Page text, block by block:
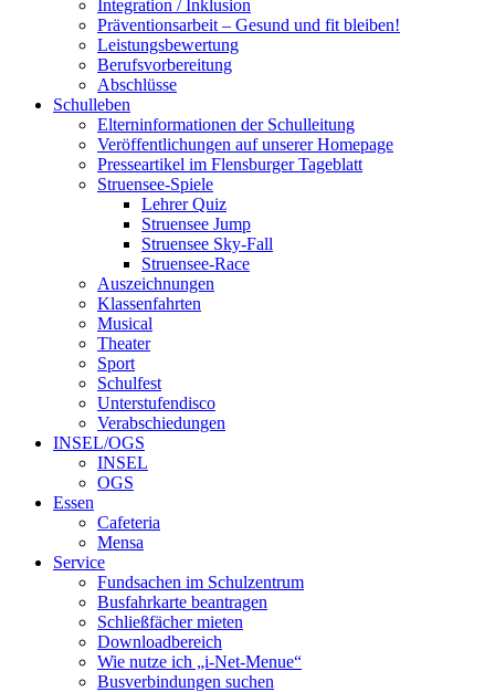
Integration / Inklusion
Präventionsarbeit – Gesund und fit bleiben!
Leistungsbewertung
Berufsvorbereitung
Abschlüsse
Schulleben
Elterninformationen der Schulleitung
Veröffentlichungen auf unserer Homepage
Presseartikel im Flensburger Tageblatt
Struensee-Spiele
Lehrer Quiz
Struensee Jump
Struensee Sky-Fall
Struensee-Race
Auszeichnungen
Klassenfahrten
Musical
Theater
Sport
Schulfest
Unterstufendisco
Verabschiedungen
INSEL/OGS
INSEL
OGS
Essen
Cafeteria
Mensa
Service
Fundsachen im Schulzentrum
Busfahrkarte beantragen
Schließfächer mieten
Downloadbereich
Wie nutze ich „i-Net-Menue“
Busverbindungen suchen